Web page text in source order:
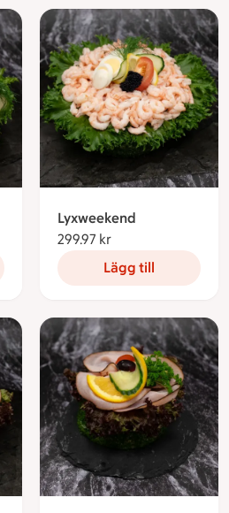
Lyxweekend
299.97 kr
Lägg till